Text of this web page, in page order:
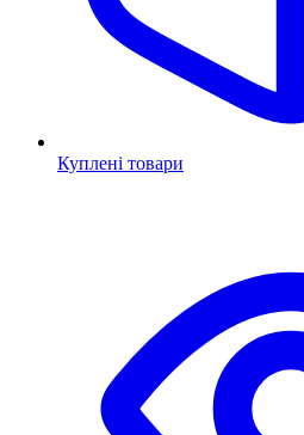
Куплені товари